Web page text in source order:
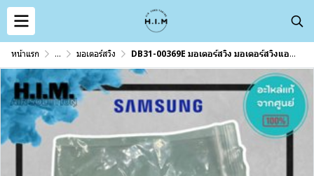
หน้าแรก ... มอเตอร์สวิง DB31-00369E มอเตอร์สวิง มอเตอร์สวิงแอร์ซัมซุง อะไห่แอร์ซัมซง อะไหล่แท้จากศุนย์ SAMSUNG